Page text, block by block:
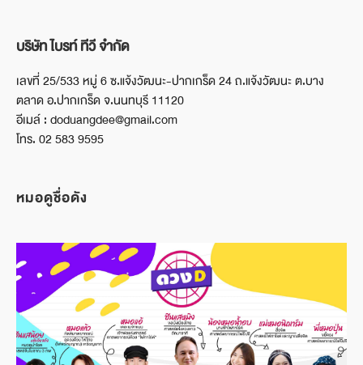
บริษัท ไบรท์ ทีวี จำกัด
เลขที่ 25/533 หมู่ 6 ซ.แจ้งวัฒนะ-ปากเกร็ด 24 ถ.แจ้งวัฒนะ ต.บาง
ตลาด อ.ปากเกร็ด จ.นนทบุรี 11120
อีเมล์ : doduangdee@gmail.com
โทร. 02 583 9595
หมอดูชื่อดัง